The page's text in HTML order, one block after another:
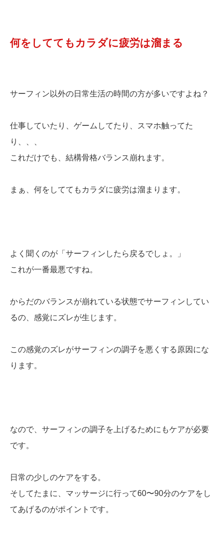
何をしててもカラダに疲労は溜まる
サーフィン以外の日常生活の時間の方が多いですよね？
仕事していたり、ゲームしてたり、スマホ触ってた
り、、、
これだけでも、結構骨格バランス崩れます。
まぁ、何をしててもカラダに疲労は溜まります。
よく聞くのが「サーフィンしたら戻るでしょ。」
これが一番最悪ですね。
からだのバランスが崩れている状態でサーフィンしてい
るの、感覚にズレが生じます。
この感覚のズレがサーフィンの調子を悪くする原因にな
ります。
なので、サーフィンの調子を上げるためにもケアが必要
です。
日常の少しのケアをする。
そしてたまに、マッサージに行って60〜90分のケアをし
てあげるのがポイントです。